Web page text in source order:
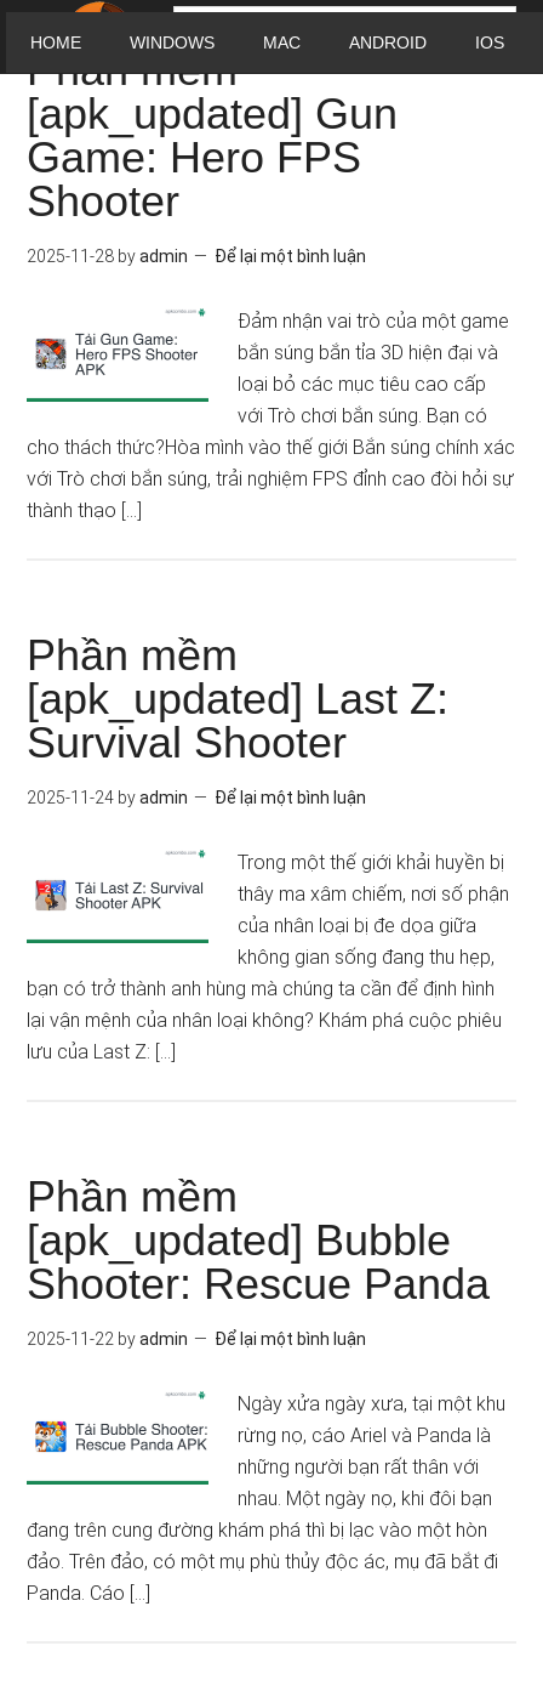
HOME WINDOWS MAC ANDROID IOS
Phần mềm
[apk_updated] Gun
Game: Hero FPS
Shooter
2025-11-28 byadmin Để lại một bình luận
Đảm nhận vai trò của một game
bắn súng bắn tỉa 3D hiện đại và
loại bỏ các mục tiêu cao cấp
với Trò chơi bắn súng. Bạn có
cho thách thức?Hòa mình vào thế giới Bắn súng chính xác
với Trò chơi bắn súng, trải nghiệm FPS đỉnh cao đòi hỏi sự
thành thạo […]
Phần mềm
[apk_updated] Last Z:
Survival Shooter
2025-11-24 byadmin Để lại một bình luận
Trong một thế giới khải huyền bị
thây ma xâm chiếm, nơi số phận
của nhân loại bị đe dọa giữa
không gian sống đang thu hẹp,
bạn có trở thành anh hùng mà chúng ta cần để định hình
lại vận mệnh của nhân loại không? Khám phá cuộc phiêu
lưu của Last Z: […]
Phần mềm
[apk_updated] Bubble
Shooter: Rescue Panda
2025-11-22 byadmin Để lại một bình luận
Ngày xửa ngày xưa, tại một khu
rừng nọ, cáo Ariel và Panda là
những người bạn rất thân với
nhau. Một ngày nọ, khi đôi bạn
đang trên cung đường khám phá thì bị lạc vào một hòn
đảo. Trên đảo, có một mụ phù thủy độc ác, mụ đã bắt đi
Panda. Cáo […]